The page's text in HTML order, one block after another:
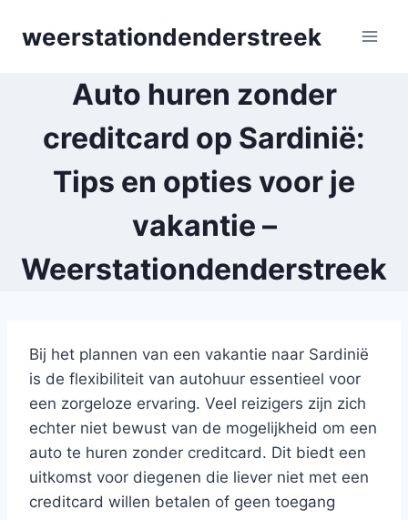
weerstationdenderstreek
Auto huren zonder
creditcard op Sardinië:
Tips en opties voor je
vakantie –
Weerstationdenderstreek
Bij het plannen van een vakantie naar Sardinië
is de flexibiliteit van autohuur essentieel voor
een zorgeloze ervaring. Veel reizigers zijn zich
echter niet bewust van de mogelijkheid om een
auto te huren zonder creditcard. Dit biedt een
uitkomst voor diegenen die liever niet met een
creditcard willen betalen of geen toegang